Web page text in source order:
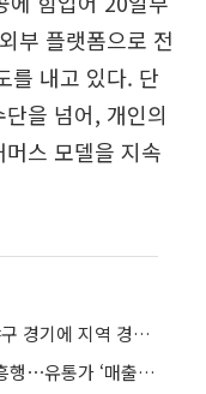
부 플랫폼으로 전
를 내고 있다. 단
을 넘어, 개인의
스 모델을 지속
“직관 티켓·굿즈에 200만원 써요”…야구 경기에 지역 경기가 일어섰다
유니폼은 기본, 텀블러에 먹거리까지 흥행⋯유통가 ‘매출 홈런’